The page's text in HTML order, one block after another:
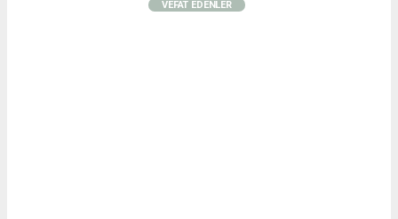
VEFAT EDENLER